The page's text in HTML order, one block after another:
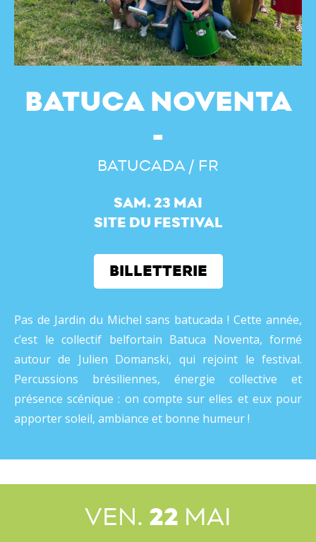
BATUCA NOVENTA
BATUCADA / FR
SAM. 23 MAI
SITE DU FESTIVAL
BILLETTERIE
Pas de Jardin du Michel sans batucada ! Cette année,
c’est le collectif belfortain Batuca Noventa, formé
autour de Julien Domanski, qui rejoint le festival.
Percussions brésiliennes, énergie collective et
présence scénique : on compte sur elles et eux pour
apporter soleil, ambiance et bonne humeur !
VEN. 22 MAI